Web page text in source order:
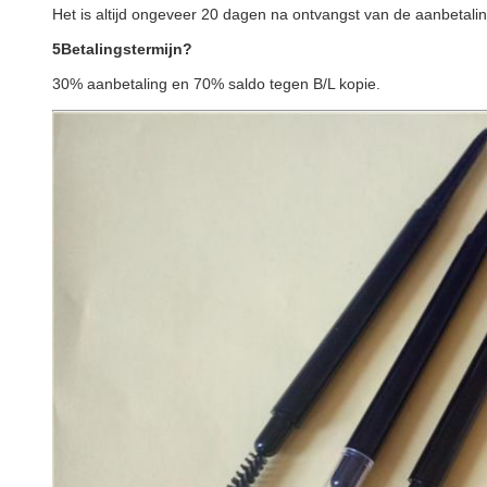
Het is altijd ongeveer 20 dagen na ontvangst van de
5Betalingstermijn?
30% aanbetaling en 70% saldo tegen B/L kopie.